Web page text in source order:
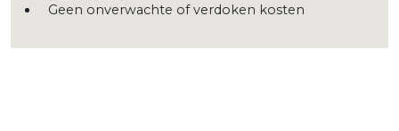
Geen onverwachte of verdoken kosten